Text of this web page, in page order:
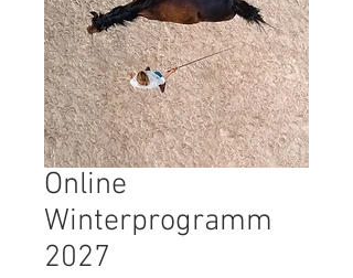
Online
Winterprogramm
2027